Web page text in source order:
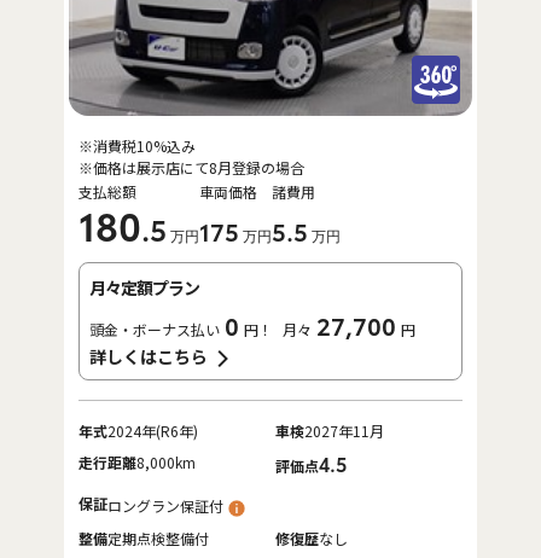
支払総額
180.5 万円
車両価格
175 万円
諸費用
5.5 万円
※消費税10%込み
※価格は展示店にて8月登録の場合
月々定額プラン
頭金・ボーナス払い 0 円！ 月々 27,700 円
詳しくはこちら
年式2024年(R6年) 車検2027年11月
走行距離8,000km 評価点4.5
保証ロングラン保証付
整備定期点検整備付 修復歴なし